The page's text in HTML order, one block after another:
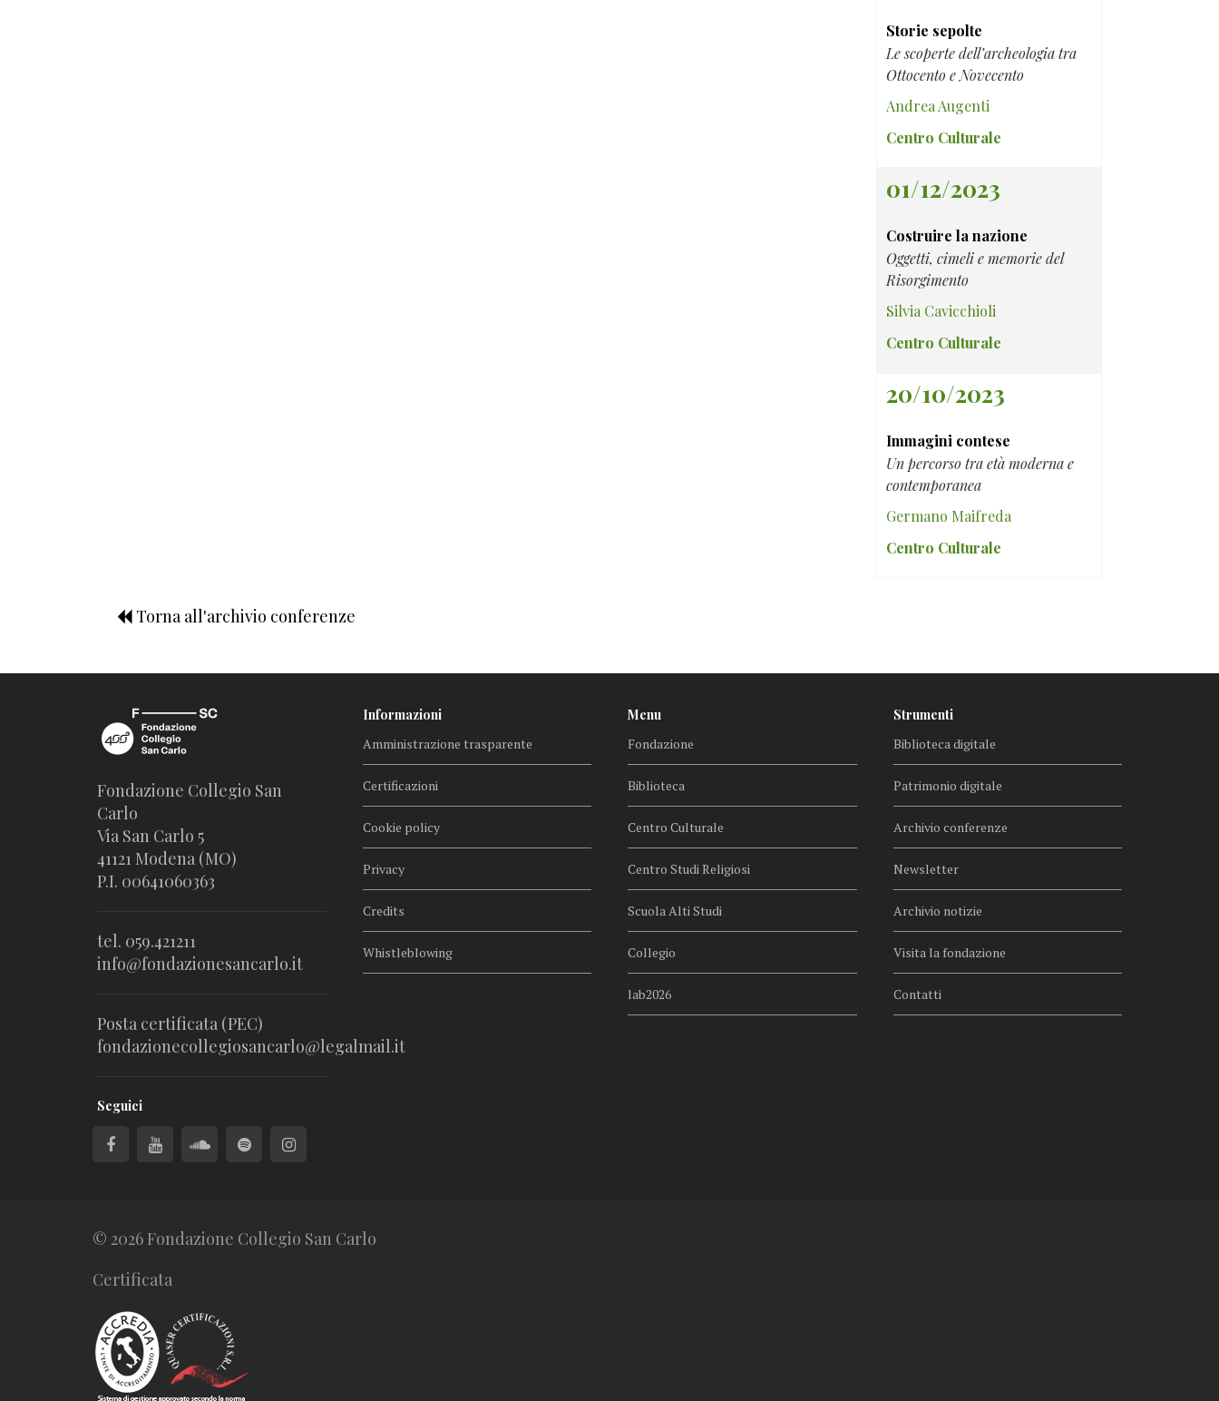
Storie sepolte
Le scoperte dell’archeologia tra
Ottocento e Novecento
Andrea Augenti
Centro Culturale
01/12/2023
Costruire la nazione
Oggetti, cimeli e memorie del
Risorgimento
Silvia Cavicchioli
Centro Culturale
20/10/2023
Immagini contese
Un percorso tra età moderna e
contemporanea
Germano Maifreda
Centro Culturale
Torna all'archivio conferenze
Fondazione Collegio San
Carlo
Via San Carlo 5
41121 Modena (MO)
P.I. 00641060363
tel. 059.421211
info@fondazionesancarlo.it
Posta certificata (PEC)
fondazionecollegiosancarlo@legalmail.it
Seguici
Informazioni
Amministrazione trasparente
Certificazioni
Cookie policy
Privacy
Credits
Whistleblowing
Menu
Fondazione
Biblioteca
Centro Culturale
Centro Studi Religiosi
Scuola Alti Studi
Collegio
lab2026
Strumenti
Biblioteca digitale
Patrimonio digitale
Archivio conferenze
Newsletter
Archivio notizie
Visita la fondazione
Contatti
© 2026 Fondazione Collegio San Carlo
Certificata